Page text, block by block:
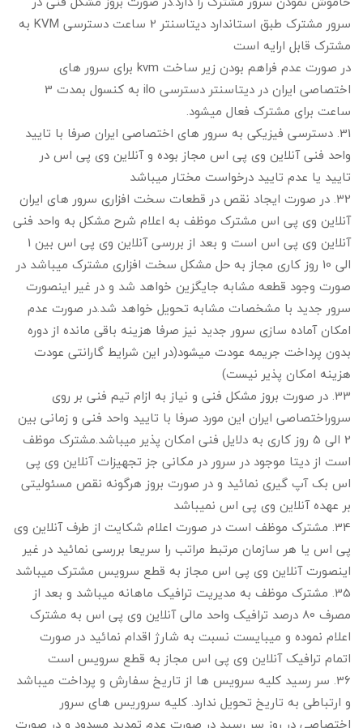
سرور مشترک طبق استاندارد دیتاسنتر 2 ساعت دسترسی KVM به
مشترک قابل ارایه است
در صورت عدم فراهم بودن زیر ساخت kvm برای سرور های
اختصاصی ایران در دیتاسنتر دسترسی ilo به کنسول بمدت 3
ساعت برای مشترک فعال میشود.
31. دسترسی فیزیکی به سرور های اختصاصی ایران صرفا با تایید
واحد فنی آنلاین وی پی اس مجاز بوده و آنلاین وی پی اس در
تایید یا عدم تایید درخواست مختار میباشد
32. در صورت ایجاد نقص در قطعات سخت افزاری سرور های ایران
آنلاین وی پی اس مشترک موظف به اعلام شرح مشکل به واحد فنی
آنلاین وی پی اس است و بعد از بررسی آنلاین وی پی اس بین 1
الی 10 روز کاری مجاز به حل مشکل سخت افزاری مشترک میباشد در
صورت وجود قطعه مشابه جایگزین خواهد شد و در غیر اینصورت
سرور جدید با مشخصات مشابه تحویل خواهد شد.در صورت عدم
امکان آماده سازی سرور جدید نیز صرفا هزینه باقی مانده از دوره
بدون پرداخت جریمه عودت میشود(در این شرایط گارانتی عودت
هزینه امکان پذیر نیست)
33. در صورت بروز مشکل فنی و نیاز به ازام تیم فنی بر روی
سروراختصاصی ایران این مورد صرفا با تایید واحد فنی و زمانی بین
2 الی 5 روز کاری به دلایل فنی امکان پذیر میباشد.مشترک موظف
است از دیتا موجود در سرور در مکانی جز تجهیزات آنلاین وی پی
اس بک آپ گیری نمائید و در صورت بروز هرگونه نقص مسئولیتی
بر عهده آنلاین وی پی اس نمیباشد
34. مشترک موظف است در صورت اعلام شکایت از طرف آنلاین وی
پی اس یا هر سازمان مرتبط مراتب را سریعا بررسی نمائید در غیر
اینصورت آنلاین وی پی اس مجاز به قطع سرویس مشترک میباشد
35. مشترک موظف به مدیریت ترافیک ماهانه میباشد و بعد از
مصرف 80 درصد ترافیک واحد مالی آنلاین وی پی اس به مشترک
اعلام نموده و میبایست نسبت به شارژ اقدام نمائید در صورت
اتمام ترافیک آنلاین وی پی اس مجاز به قطع سرویس است
36. سر رسید کلیه سرویس ها از تاریخ سفارش و پرداخت میباشد
و ارتباطی به تاریخ تحویل ندارد. کلیه سروریس های سرور
اختصاصی در روز سر رسید در صورت عدم تمدید مسدود و در صورت